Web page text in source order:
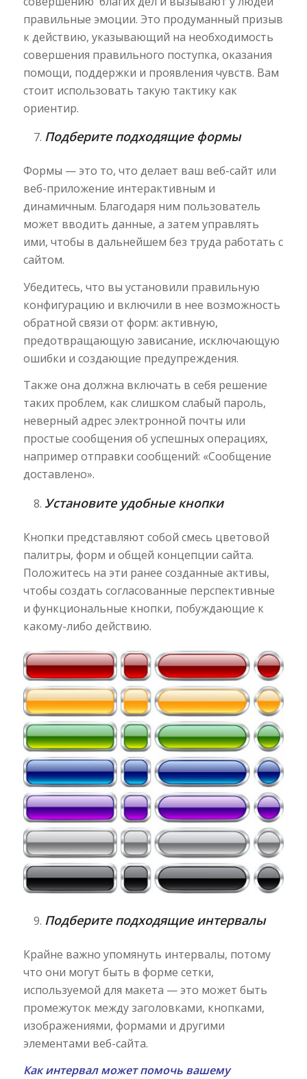
правильные эмоции. Это продуманный призыв
к действию, указывающий на необходимость
совершения правильного поступка, оказания
помощи, поддержки и проявления чувств. Вам
стоит использовать такую тактику как
ориентир.
Подберите подходящие формы
Формы — это то, что делает ваш веб-сайт или
веб-приложение интерактивным и
динамичным. Благодаря ним пользователь
может вводить данные, а затем управлять
ими, чтобы в дальнейшем без труда работать с
сайтом.
Убедитесь, что вы установили правильную
конфигурацию и включили в нее возможность
обратной связи от форм: активную,
предотвращающую зависание, исключающую
ошибки и создающие предупреждения.
Также она должна включать в себя решение
таких проблем, как слишком слабый пароль,
неверный адрес электронной почты или
простые сообщения об успешных операциях,
например отправки сообщений: «Сообщение
доставлено».
Установите удобные кнопки
Кнопки представляют собой смесь цветовой
палитры, форм и общей концепции сайта.
Положитесь на эти ранее созданные активы,
чтобы создать согласованные перспективные
и функциональные кнопки, побуждающие к
какому-либо действию.
Подберите подходящие интервалы
Крайне важно упомянуть интервалы, потому
что они могут быть в форме сетки,
используемой для макета — это может быть
промежуток между заголовками, кнопками,
изображениями, формами и другими
элементами веб-сайта.
Как интервал может помочь вашему